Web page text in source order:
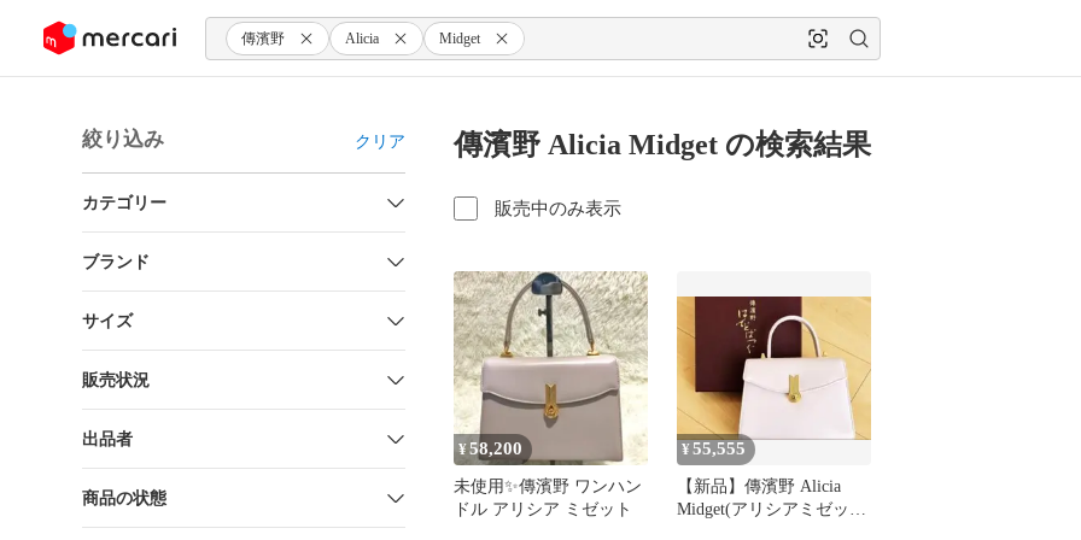
ツにスキップ 傳濱野 Alicia Midget
絞り込み クリア
カテゴリー
ブランド
サイズ
販売状況
出品者
商品の状態
傳濱野 Alicia Midget の検索結果
販売中のみ表示
¥58,200
未使用✨傳濱野 ワンハン
ドル アリシア ミゼット
¥55,555
【新品】傳濱野 Alicia
Midget(アリシアミゼッ